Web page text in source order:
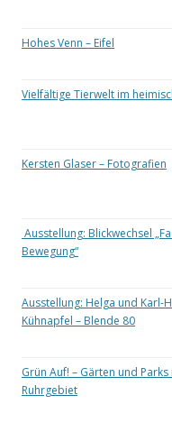
Hohes Venn – Eifel
Vielfältige Tierwelt im
Kersten Glaser – Fotografien
Ausstellung: Blickwechsel
Bewegung“
Ausstellung: Helga und Karl-
Kühnapfel – Blende 80
Grün Auf! – Gärten und Parks
Ruhrgebiet